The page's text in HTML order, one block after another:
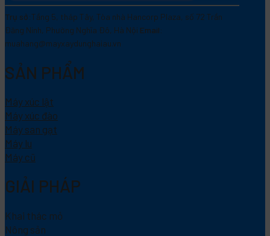
Trụ sở:Tầng 5, tháp Tây, Tòa nhà Hancorp Plaza, số 72 Trần
Đăng Ninh, Phường Nghĩa Đô, Hà Nội Email:
muahang@mayxaydunghaiau.vn
SẢN PHẨM
Máy xúc lật
Máy xúc đào
Máy san gạt
Máy lu
Máy cũ
GIẢI PHÁP
Khai thác mỏ
Nông sản